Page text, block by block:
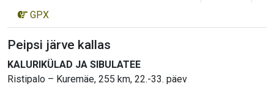
GPX
Peipsi järve kallas
KALURIKÜLAD JA SIBULATEE
Ristipalo – Kuremäe, 255 km, 22.-33. päev